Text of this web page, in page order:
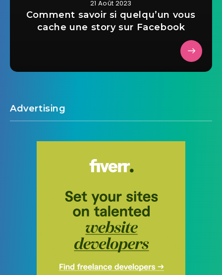
21 Août 2023
Comment savoir si quelqu’un vous
cache une story sur Facebook
Advertising